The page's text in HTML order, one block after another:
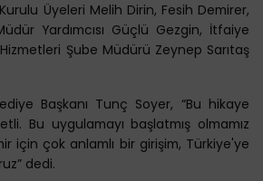
Üyeleri Melih Dirin, Fesih Demirer,
Yardımcısı Güçlü Gezgin, İtfaiye
Şube Müdürü Zeynep Sarıtaş
Başkanı Tunç Soyer, “Bu hikaye
Bu uygulamayı başlatmış olmamız
için çok anlamlı bir girişim, Türkiye'ye
dedi.